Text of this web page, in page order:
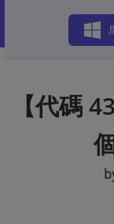
【代碼